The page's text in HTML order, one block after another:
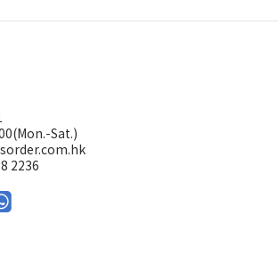
Sat.)
2236